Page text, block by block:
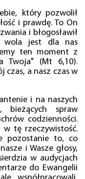
który pozwolił
i prawdę. To On
i błogosławił
wola jest dla nas
ten moment z
Twoja" (Mt 6,10).
czas, a nasz czas w
i na naszych
bieżących spraw
codzienności.
w tę rzeczywistość.
pozostanie to, co
i Wasze głosy,
w audycjach
do Ewangelii